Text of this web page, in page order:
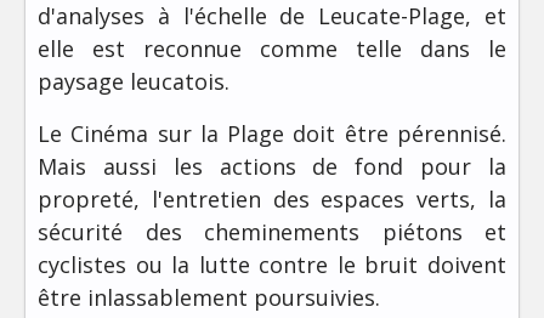
d'analyses à l'échelle de Leucate-Plage, et
elle est reconnue comme telle dans le
paysage leucatois.
Le Cinéma sur la Plage doit être pérennisé.
Mais aussi les actions de fond pour la
propreté, l'entretien des espaces verts, la
sécurité des cheminements piétons et
cyclistes ou la lutte contre le bruit doivent
être inlassablement poursuivies.